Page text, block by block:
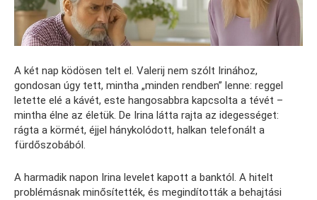
A két nap ködösen telt el. Valerij nem szólt Irinához,
gondosan úgy tett, mintha „minden rendben” lenne: reggel
letette elé a kávét, este hangosabbra kapcsolta a tévét –
mintha élne az életük. De Irina látta rajta az idegességet:
rágta a körmét, éjjel hánykolódott, halkan telefonált a
fürdőszobából.
A harmadik napon Irina levelet kapott a banktól. A hitelt
problémásnak minősítették, és megindították a behajtási